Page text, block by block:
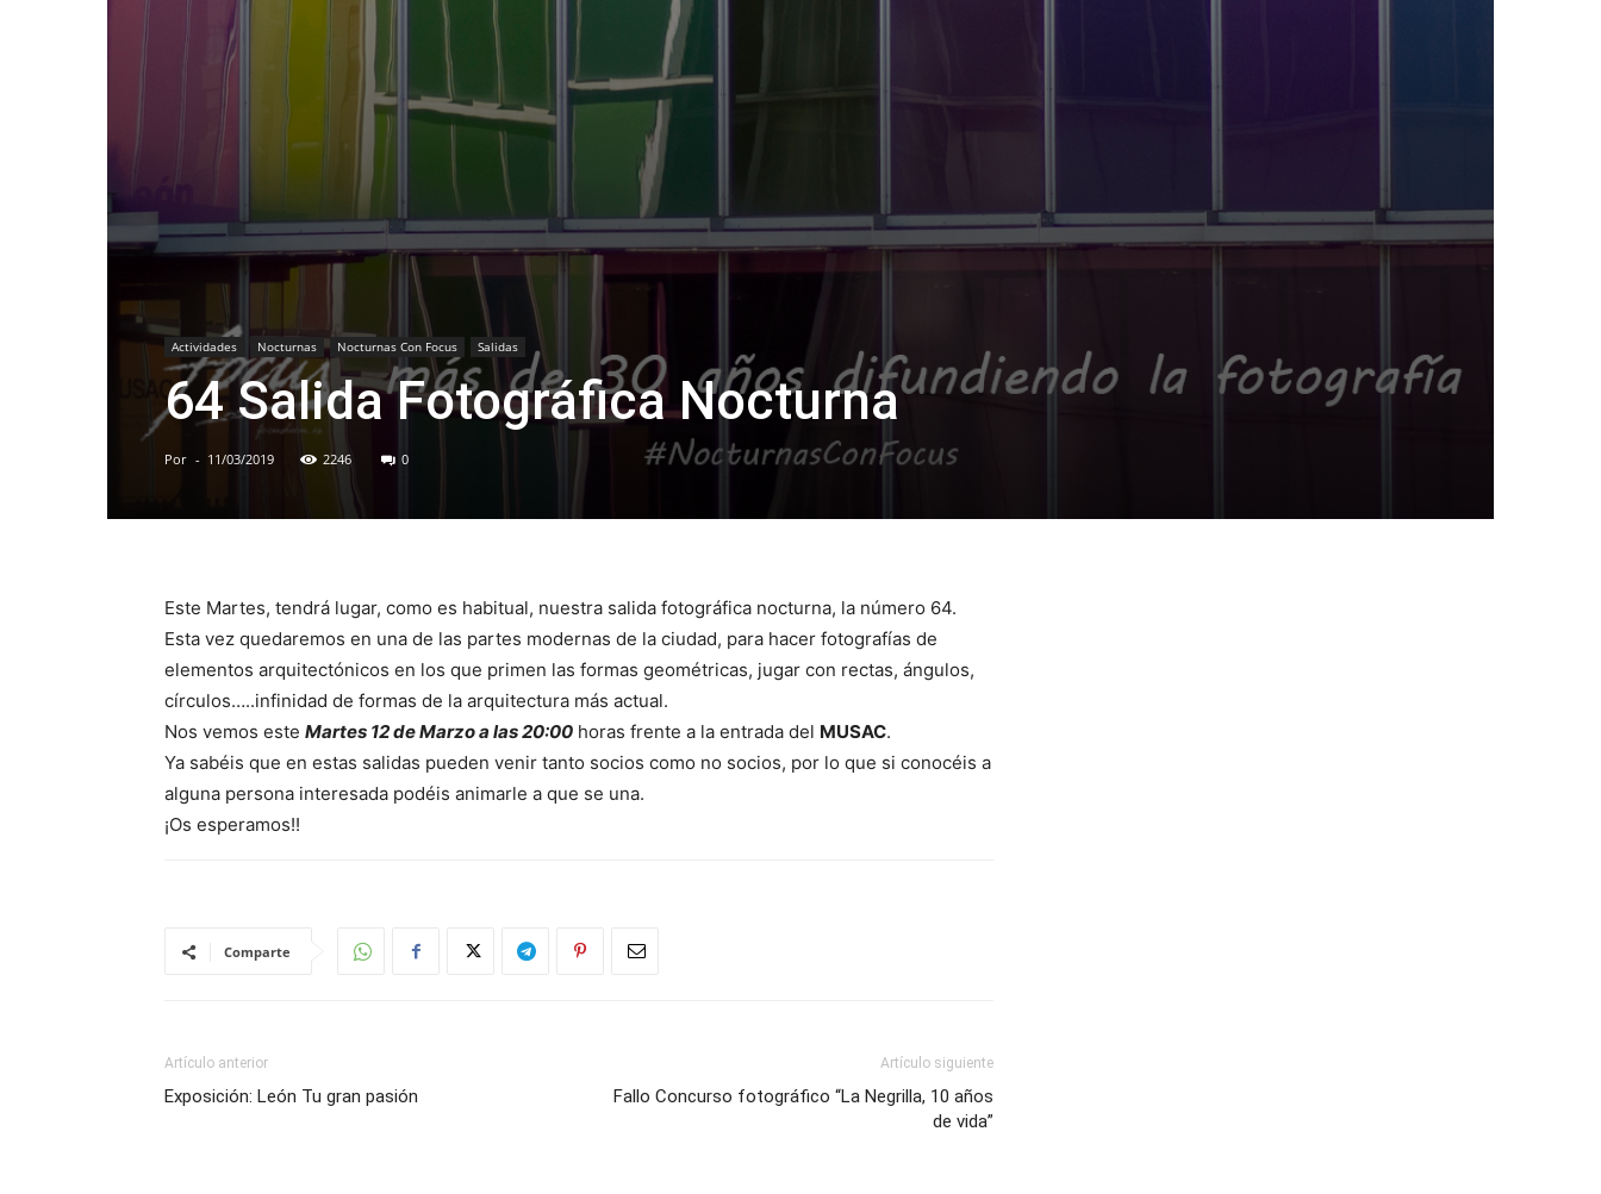
Actividades Nocturnas Nocturnas Con Focus Salidas
64 Salida Fotográfica Nocturna
Por - 11/03/2019 2246 0
Este Martes, tendrá lugar, como es habitual, nuestra salida fotográfica nocturna, la número 64.
Esta vez quedaremos en una de las partes modernas de la ciudad, para hacer fotografías de
elementos arquitectónicos en los que primen las formas geométricas, jugar con rectas, ángulos,
círculos…..infinidad de formas de la arquitectura más actual.
Nos vemos este Martes 12 de Marzo a las 20:00 horas frente a la entrada del MUSAC.
Ya sabéis que en estas salidas pueden venir tanto socios como no socios, por lo que si conocéis a
alguna persona interesada podéis animarle a que se una.
¡Os esperamos!!
Comparte
Artículo anterior
Exposición: León Tu gran pasión
Artículo siguiente
Fallo Concurso fotográfico “La Negrilla, 10 años
de vida”